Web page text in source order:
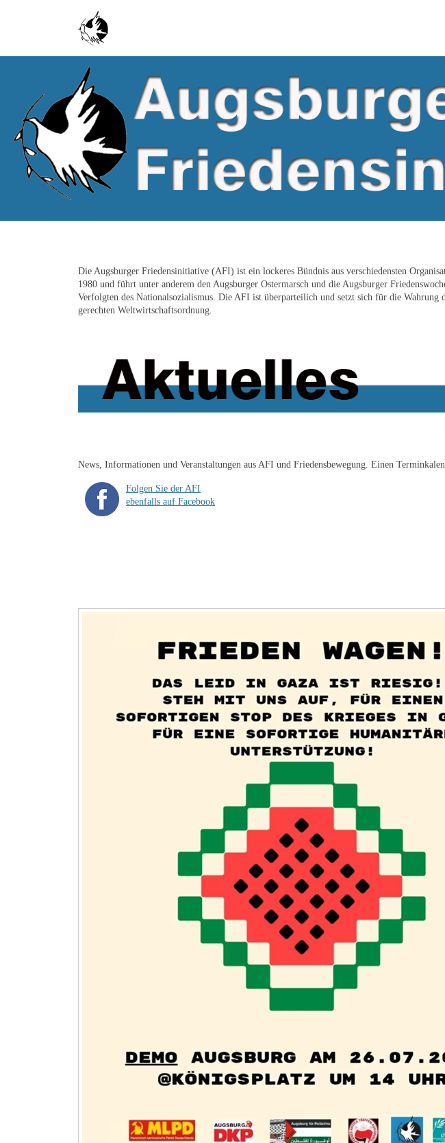
Zum Inhalt springen
Die Augsburger Friedensinitiative (AFI) ist ein lockeres Bündnis aus verschiedensten
1980 und führt unter anderem den Augsburger Ostermarsch und die Augsburger
Verfolgten des Nationalsozialismus. Die AFI ist überparteilich und setzt sich für die
gerechten Weltwirtschaftsordnung.
News, Informationen und Veranstaltungen aus AFI und Friedensbewegung. Einen
Folgen Sie der AFI
ebenfalls auf Facebook